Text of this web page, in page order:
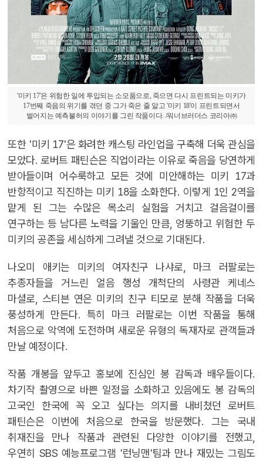
'미키 17'은 위험한 일에 투입되는 소모품으로, 죽으면 다시 프린트되는 미키가
17번째 죽음의 위기를 겪던 중 그가 죽은 줄 알고 '미키 18'이 프린트되면서
벌어지는 예측불허의 이야기를 그린 작품이다. /워너브러더스 코리아㈜
또한 '미키 17'은 화려한 캐스팅 라인업을 구축해 더욱 관심을
모았다. 로버트 패틴슨은 직업이라는 이유로 죽음을 당연하게
받아들이며 어수룩하고 모든 것에 미안해하는 미키 17과
반항적이고 직진하는 미키 18을 소화한다. 이렇게 1인 2역을
맡게 된 그는 수많은 목소리 실험을 거치고 걸음걸이를
연구하는 등 남다른 노력을 기울인 만큼, 엉뚱하고 위험한 두
미키의 공존을 세심하게 그려낼 것으로 기대된다.
나오미 애키는 미키의 여자친구 나샤로, 마크 러팔로는
추종자들을 거느린 얼음 행성 개척단의 사령관 케네스
마셜로, 스티븐 연은 미키의 친구 티모로 분해 작품을 더욱
풍성하게 만든다. 특히 마크 러팔로는 이번 작품을 통해
처음으로 악역에 도전하며 새로운 유형의 독재자로 관객들과
만날 예정이다.
작품 개봉을 앞두고 홍보에 진심인 봉 감독과 배우들이다.
차기작 촬영으로 바쁜 일정을 소화하고 있음에도 봉 감독의
고국인 한국에 꼭 오고 싶다는 의지를 내비쳤던 로버트
패틴슨은 이번에 처음으로 한국을 방문했다. 그는 국내
취재진을 만나 작품과 관련된 다양한 이야기를 전했고,
우연히 SBS 예능프로그램 '런닝맨'팀과 만나 재밌는 그림도